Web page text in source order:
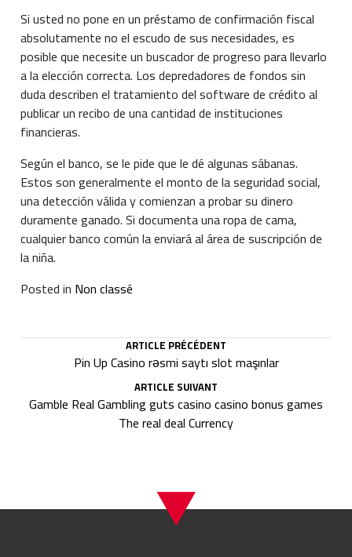
Si usted no pone en un préstamo de confirmación fiscal
absolutamente no el escudo de sus necesidades, es
posible que necesite un buscador de progreso para llevarlo
a la elección correcta. Los depredadores de fondos sin
duda describen el tratamiento del software de crédito al
publicar un recibo de una cantidad de instituciones
financieras.
Según el banco, se le pide que le dé algunas sábanas.
Estos son generalmente el monto de la seguridad social,
una detección válida y comienzan a probar su dinero
duramente ganado. Si documenta una ropa de cama,
cualquier banco común la enviará al área de suscripción de
la niña.
Posted in Non classé
ARTICLE PRÉCÉDENT
Pin Up Casino rəsmi saytı slot maşınlar
ARTICLE SUIVANT
Gamble Real Gambling guts casino casino bonus games
The real deal Currency